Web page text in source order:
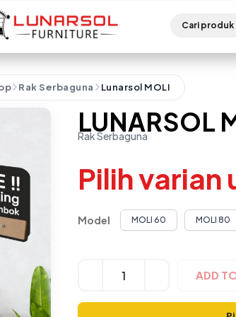
Rak Serbaguna Lunarsol MOLI
LUNARSOL
Rak Serbaguna
Pilih varian
Model MOLI 60 MOLI 80
ADD
Alternative: